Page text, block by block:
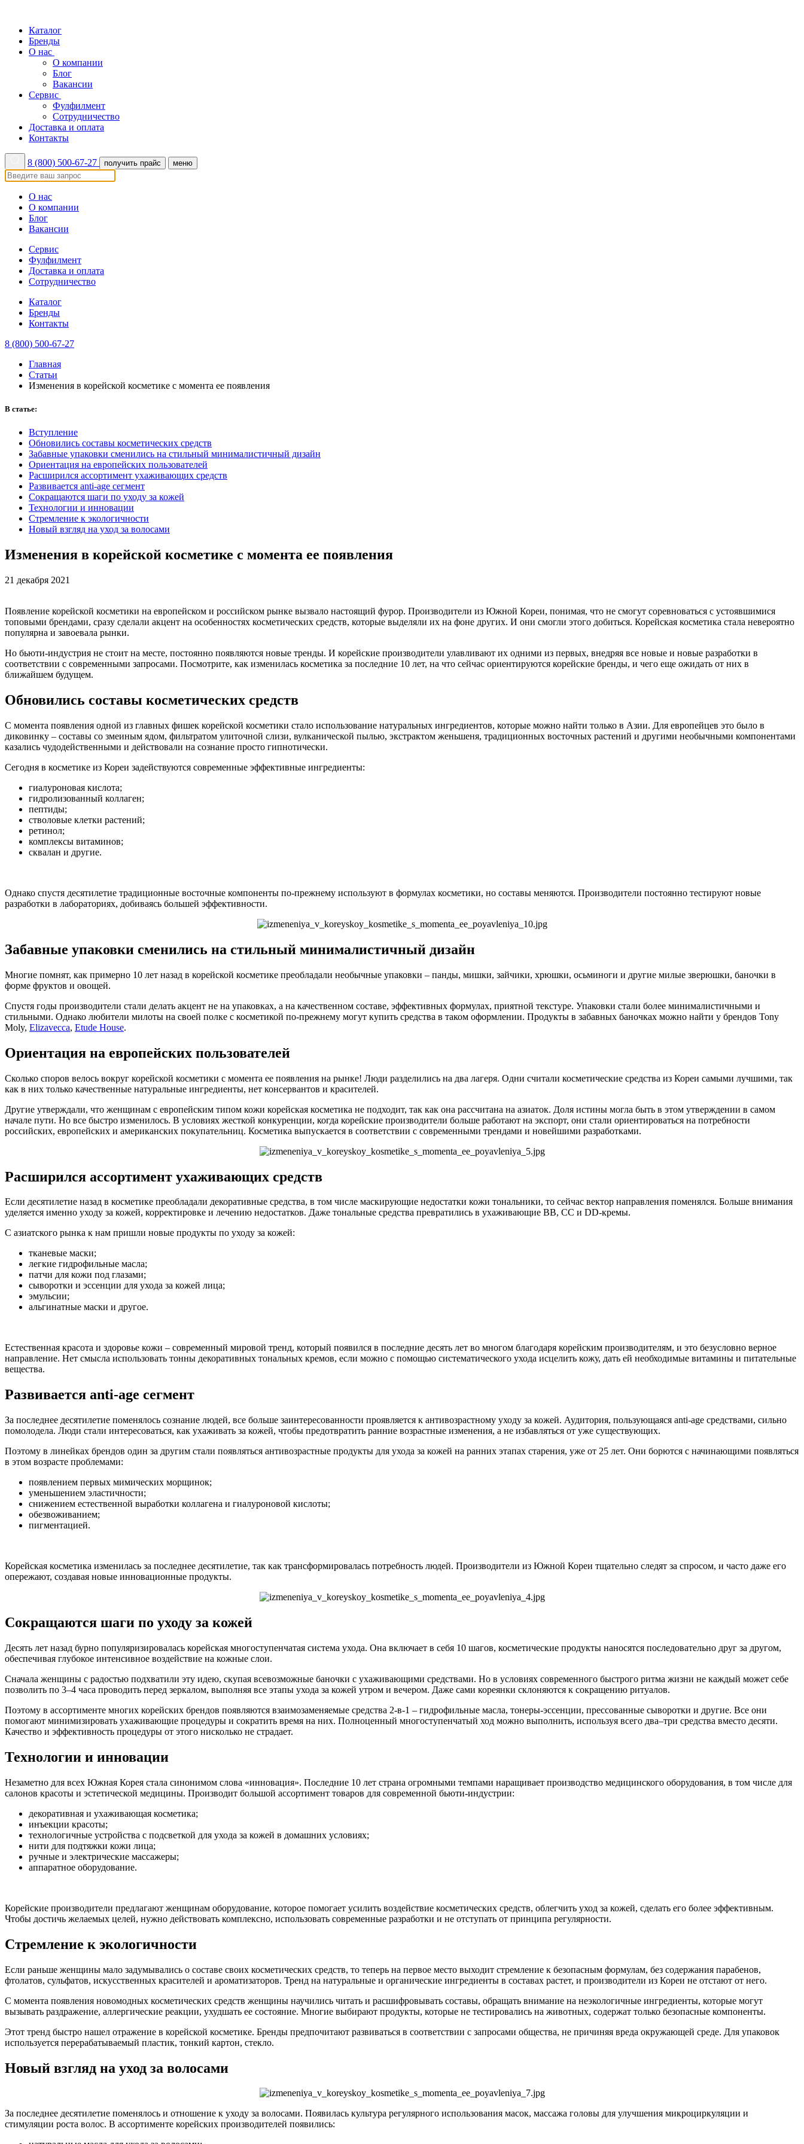
Каталог
Бренды
О нас
О компании
Блог
Вакансии
Сервис
Фулфилмент
Сотрудничество
Доставка и оплата
Контакты
8 (800) 500-67-27 получить прайс меню
О нас
О компании
Блог
Вакансии
Сервис
Фулфилмент
Доставка и оплата
Сотрудничество
Каталог
Бренды
Контакты
8 (800) 500-67-27
Главная
Статьи
Изменения в корейской косметике с момента ее появления
В статье:
Вступление
Обновились составы косметических средств
Забавные упаковки сменились на стильный минималистичный дизайн
Ориентация на европейских пользователей
Расширился ассортимент ухаживающих средств
Развивается anti-age сегмент
Сокращаются шаги по уходу за кожей
Технологии и инновации
Стремление к экологичности
Новый взгляд на уход за волосами
Изменения в корейской косметике с момента ее появления
21 декабря 2021
Появление корейской косметики на европейском и российском рынке вызвало настоящий фурор. Производители из Южной Кореи, понимая, что не смогут соревноваться с устоявшимися
топовыми брендами, сразу сделали акцент на особенностях косметических средств, которые выделяли их на фоне других. И они смогли этого добиться. Корейская косметика стала невероятно
популярна и завоевала рынки.
Но бьюти-индустрия не стоит на месте, постоянно появляются новые тренды. И корейские производители улавливают их одними из первых, внедряя все новые и новые разработки в
соответствии с современными запросами. Посмотрите, как изменилась косметика за последние 10 лет, на что сейчас ориентируются корейские бренды, и чего еще ожидать от них в
ближайшем будущем.
Обновились составы косметических средств
С момента появления одной из главных фишек корейской косметики стало использование натуральных ингредиентов, которые можно найти только в Азии. Для европейцев это было в
диковинку – составы со змеиным ядом, фильтратом улиточной слизи, вулканической пылью, экстрактом женьшеня, традиционных восточных растений и другими необычными компонентами
казались чудодейственными и действовали на сознание просто гипнотически.
Сегодня в косметике из Кореи задействуются современные эффективные ингредиенты:
гиалуроновая кислота;
гидролизованный коллаген;
пептиды;
стволовые клетки растений;
ретинол;
комплексы витаминов;
сквалан и другие.
Однако спустя десятилетие традиционные восточные компоненты по-прежнему используют в формулах косметики, но составы меняются. Производители постоянно тестируют новые
разработки в лабораториях, добиваясь большей эффективности.
Забавные упаковки сменились на стильный минималистичный дизайн
Многие помнят, как примерно 10 лет назад в корейской косметике преобладали необычные упаковки – панды, мишки, зайчики, хрюшки, осьминоги и другие милые зверюшки, баночки в
форме фруктов и овощей.
Спустя годы производители стали делать акцент не на упаковках, а на качественном составе, эффективных формулах, приятной текстуре. Упаковки стали более минималистичными и
стильными. Однако любители милоты на своей полке с косметикой по-прежнему могут купить средства в таком оформлении. Продукты в забавных баночках можно найти у брендов Tony
Moly, Elizavecca, Etude House.
Ориентация на европейских пользователей
Сколько споров велось вокруг корейской косметики с момента ее появления на рынке! Люди разделились на два лагеря. Одни считали косметические средства из Кореи самыми лучшими, так
как в них только качественные натуральные ингредиенты, нет консервантов и красителей.
Другие утверждали, что женщинам с европейским типом кожи корейская косметика не подходит, так как она рассчитана на азиаток. Доля истины могла быть в этом утверждении в самом
начале пути. Но все быстро изменилось. В условиях жесткой конкуренции, когда корейские производители больше работают на экспорт, они стали ориентироваться на потребности
российских, европейских и американских покупательниц. Косметика выпускается в соответствии с современными трендами и новейшими разработками.
Расширился ассортимент ухаживающих средств
Если десятилетие назад в косметике преобладали декоративные средства, в том числе маскирующие недостатки кожи тональники, то сейчас вектор направления поменялся. Больше внимания
уделяется именно уходу за кожей, корректировке и лечению недостатков. Даже тональные средства превратились в ухаживающие BB, CC и DD-кремы.
С азиатского рынка к нам пришли новые продукты по уходу за кожей:
тканевые маски;
легкие гидрофильные масла;
патчи для кожи под глазами;
сыворотки и эссенции для ухода за кожей лица;
эмульсии;
альгинатные маски и другое.
Естественная красота и здоровье кожи – современный мировой тренд, который появился в последние десять лет во многом благодаря корейским производителям, и это безусловно верное
направление. Нет смысла использовать тонны декоративных тональных кремов, если можно с помощью систематического ухода исцелить кожу, дать ей необходимые витамины и питательные
вещества.
Развивается anti-age сегмент
За последнее десятилетие поменялось сознание людей, все больше заинтересованности проявляется к антивозрастному уходу за кожей. Аудитория, пользующаяся anti-age средствами, сильно
помолодела. Люди стали интересоваться, как ухаживать за кожей, чтобы предотвратить ранние возрастные изменения, а не избавляться от уже существующих.
Поэтому в линейках брендов один за другим стали появляться антивозрастные продукты для ухода за кожей на ранних этапах старения, уже от 25 лет. Они борются с начинающими появляться
в этом возрасте проблемами:
появлением первых мимических морщинок;
уменьшением эластичности;
снижением естественной выработки коллагена и гиалуроновой кислоты;
обезвоживанием;
пигментацией.
Корейская косметика изменилась за последнее десятилетие, так как трансформировалась потребность людей. Производители из Южной Кореи тщательно следят за спросом, и часто даже его
опережают, создавая новые инновационные продукты.
Сокращаются шаги по уходу за кожей
Десять лет назад бурно популяризировалась корейская многоступенчатая система ухода. Она включает в себя 10 шагов, косметические продукты наносятся последовательно друг за другом,
обеспечивая глубокое интенсивное воздействие на кожные слои.
Сначала женщины с радостью подхватили эту идею, скупая всевозможные баночки с ухаживающими средствами. Но в условиях современного быстрого ритма жизни не каждый может себе
позволить по 3–4 часа проводить перед зеркалом, выполняя все этапы ухода за кожей утром и вечером. Даже сами кореянки склоняются к сокращению ритуалов.
Поэтому в ассортименте многих корейских брендов появляются взаимозаменяемые средства 2-в-1 – гидрофильные масла, тонеры-эссенции, прессованные сыворотки и другие. Все они
помогают минимизировать ухаживающие процедуры и сократить время на них. Полноценный многоступенчатый ход можно выполнить, используя всего два–три средства вместо десяти.
Качество и эффективность процедуры от этого нисколько не страдает.
Технологии и инновации
Незаметно для всех Южная Корея стала синонимом слова «инновация». Последние 10 лет страна огромными темпами наращивает производство медицинского оборудования, в том числе для
салонов красоты и эстетической медицины. Производит большой ассортимент товаров для современной бьюти-индустрии:
декоративная и ухаживающая косметика;
инъекции красоты;
технологичные устройства с подсветкой для ухода за кожей в домашних условиях;
нити для подтяжки кожи лица;
ручные и электрические массажеры;
аппаратное оборудование.
Корейские производители предлагают женщинам оборудование, которое помогает усилить воздействие косметических средств, облегчить уход за кожей, сделать его более эффективным.
Чтобы достичь желаемых целей, нужно действовать комплексно, использовать современные разработки и не отступать от принципа регулярности.
Стремление к экологичности
Если раньше женщины мало задумывались о составе своих косметических средств, то теперь на первое место выходит стремление к безопасным формулам, без содержания парабенов,
фтолатов, сульфатов, искусственных красителей и ароматизаторов. Тренд на натуральные и органические ингредиенты в составах растет, и производители из Кореи не отстают от него.
С момента появления новомодных косметических средств женщины научились читать и расшифровывать составы, обращать внимание на неэкологичные ингредиенты, которые могут
вызывать раздражение, аллергические реакции, ухудшать ее состояние. Многие выбирают продукты, которые не тестировались на животных, содержат только безопасные компоненты.
Этот тренд быстро нашел отражение в корейской косметике. Бренды предпочитают развиваться в соответствии с запросами общества, не причиняя вреда окружающей среде. Для упаковок
используется перерабатываемый пластик, тонкий картон, стекло.
Новый взгляд на уход за волосами
За последнее десятилетие поменялось и отношение к уходу за волосами. Появилась культура регулярного использования масок, массажа головы для улучшения микроциркуляции и
стимуляции роста волос. В ассортименте корейских производителей появились: